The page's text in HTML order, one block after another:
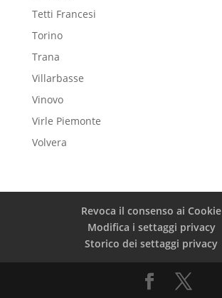
Tetti Francesi
Torino
Trana
Villarbasse
Vinovo
Virle Piemonte
Volvera
Revoca il consenso ai Cookie
Modifica i settaggi privacy
Storico dei settaggi privacy